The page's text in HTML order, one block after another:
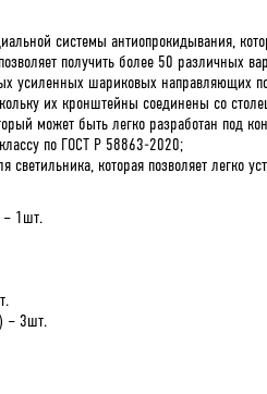
системы антиопрокидывания,
получить более 50 различных
усиленных шариковых направляющих
их кронштейны соединены со
может быть легко разработан под
классу по ГОСТ Р 58863-2020;
светильника, которая позволяет легко
– 1шт.
– 3шт.